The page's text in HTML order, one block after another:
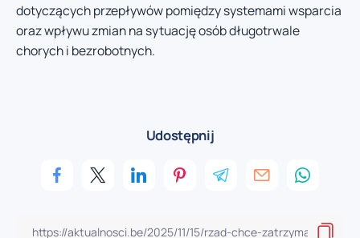
dotyczących przepływów pomiędzy systemami wsparcia
oraz wpływu zmian na sytuację osób długotrwale
chorych i bezrobotnych.
Udostępnij